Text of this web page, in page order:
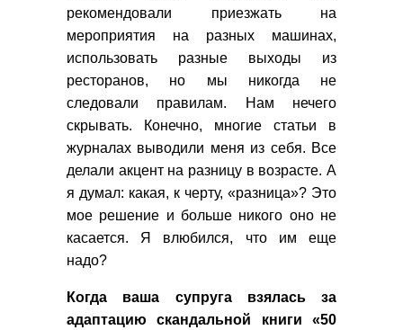
рекомендовали приезжать на
мероприятия на разных машинах,
использовать разные выходы из
ресторанов, но мы никогда не
следовали правилам. Нам нечего
скрывать. Конечно, многие статьи в
журналах выводили меня из себя. Все
делали акцент на разницу в возрасте. А
я думал: какая, к черту, «разница»? Это
мое решение и больше никого оно не
касается. Я влюбился, что им еще
надо?
Когда ваша супруга взялась за
адаптацию скандальной книги «50